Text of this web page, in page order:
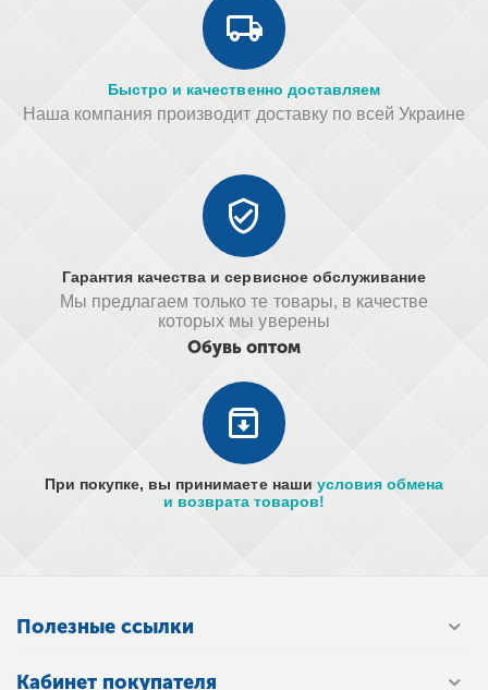
Быстро и качественно доставляем
Наша компания производит доставку по всей Украине
Гарантия качества и сервисное обслуживание
Мы предлагаем только те товары, в качестве
которых мы уверены
Обувь оптом
При покупке, вы принимаете наши условия обмена
и возврата товаров!
Полезные ссылки
Кабинет покупателя